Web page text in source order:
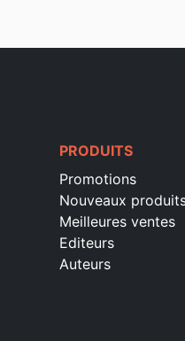
PRODUITS
Promotions
Nouveaux
Meilleures ventes
Editeurs
Auteurs